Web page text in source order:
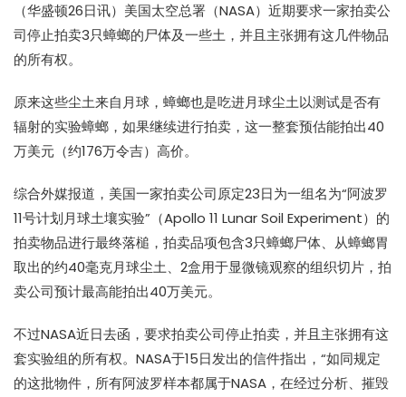
（华盛顿26日讯）美国太空总署（NASA）近期要求一家拍卖公
司停止拍卖3只蟑螂的尸体及一些土，并且主张拥有这几件物品
的所有权。
原来这些尘土来自月球，蟑螂也是吃进月球尘土以测试是否有
辐射的实验蟑螂，如果继续进行拍卖，这一整套预估能拍出40
万美元（约176万令吉）高价。
综合外媒报道，美国一家拍卖公司原定23日为一组名为“阿波罗
11号计划月球土壤实验”（Apollo 11 Lunar Soil Experiment）的
拍卖物品进行最终落槌，拍卖品项包含3只蟑螂尸体、从蟑螂胃
取出的约40毫克月球尘土、2盒用于显微镜观察的组织切片，拍
卖公司预计最高能拍出40万美元。
不过NASA近日去函，要求拍卖公司停止拍卖，并且主张拥有这
套实验组的所有权。NASA于15日发出的信件指出，“如同规定
的这批物件，所有阿波罗样本都属于NASA，在经过分析、摧毁